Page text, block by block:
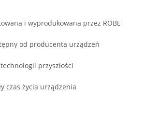
i wyprodukowana przez ROBE
od producenta urządzeń
przyszłości
czas życia urządzenia